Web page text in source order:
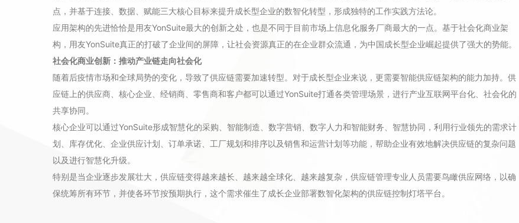
点，并基于连接、数据、赋能三大核心目标来提升成长型企业的数智化转型，形成独特的工作实践方法论。
应用架构的先进恰恰是用友YonSuite最大的创新之处，也是不同于目前市场上信息化服务厂商最大的一点。基于社会化商业架
构，用友YonSuite真正的打破了企业间的屏障，让社会资源真正的在企业群众流通，为中国成长型企业崛起提供了强大的势能。
社会化商业创新： 推动产业链走向社会化
随着后疫情市场和全球局势的变化，导致了供应链需要加速转型。对于成长型企业来说，更需要智能供应链架构的能力加持。供
应链上的供应商、核心企业、经销商、零售商和客户都可以通过YonSuite打通各类管理场景，进行产业互联网平台化、社会化的
共享协同。
核心企业可以通过YonSuite形成智慧化的采购、智能制造、数字营销、数字人力和智能财务、智慧协同，利用行业领先的需求计
划、库存优化、企业供应计划、订单承诺、工厂规划和排序以及销售和运营计划等功能，帮助企业有效地解决供应链的复杂问题
以及进行智慧化升级。
特别是当企业逐步发展壮大，供应链变得越来越长、越来越全球化、越来越复杂，供应链管理专业人员需要鸟瞰供应网络，以确
保统筹所有环节，并使各环节按预期执行，这个需求催生了成长企业部署数智化架构的供应链控制灯塔平台。